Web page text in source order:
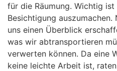
für die Räumung. Wichtig
Besichtigung
uns einen Überblick
was wir abtransportieren
verwerten können. Da eine
keine leichte Arbeit ist,